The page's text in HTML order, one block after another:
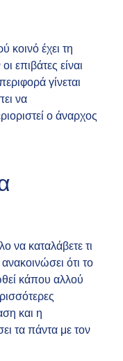
έχει τη
επιβάτες είναι
γίνεται
να
ο άναρχος
να καταλάβετε τι
ότι το
κάπου αλλού
και η
τα πάντα με τον